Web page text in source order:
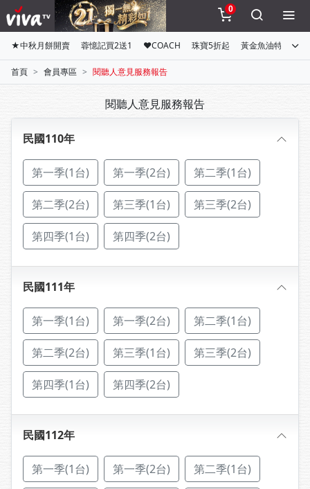
0
★中秋月餅開賣 蓉憶記買2送1 ♥COACH 珠寶5折起 黃金魚油特惠組
首頁 會員專區 閱聽人意見服務報告
閱聽人意見服務報告
民國110年
第一季(1台) 第一季(2台) 第二季(1台)
第二季(2台) 第三季(1台) 第三季(2台)
第四季(1台) 第四季(2台)
民國111年
第一季(1台) 第一季(2台) 第二季(1台)
第二季(2台) 第三季(1台) 第三季(2台)
第四季(1台) 第四季(2台)
民國112年
第一季(1台) 第一季(2台) 第二季(1台)